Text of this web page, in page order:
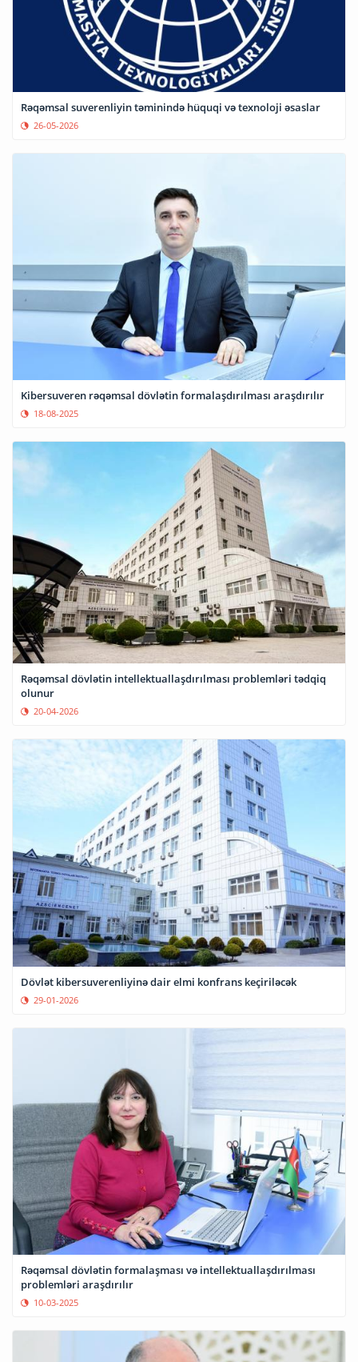
Rəqəmsal suverenliyin təminində hüquqi və texnoloji əsaslar
26-05-2026
Kibersuveren rəqəmsal dövlətin formalaşdırılması araşdırılır
18-08-2025
Rəqəmsal dövlətin intellektuallaşdırılması problemləri tədqiq
olunur
20-04-2026
Dövlət kibersuverenliyinə dair elmi konfrans keçiriləcək
29-01-2026
Rəqəmsal dövlətin formalaşması və intellektuallaşdırılması
problemləri araşdırılır
10-03-2025